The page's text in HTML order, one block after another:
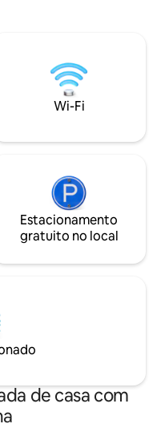
Hotel Nacional, e
Havana Velha.
Wi-Fi
Estacionamento
gratuito no local
de casa com